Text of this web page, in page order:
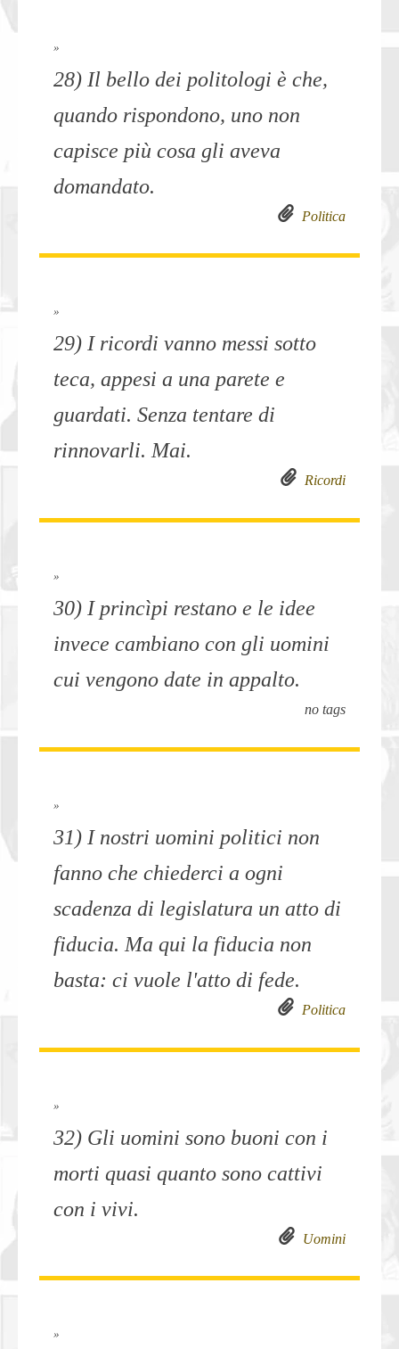
»
28) Il bello dei politologi è che,
quando rispondono, uno non
capisce più cosa gli aveva
domandato.
Politica
»
29) I ricordi vanno messi sotto
teca, appesi a una parete e
guardati. Senza tentare di
rinnovarli. Mai.
Ricordi
»
30) I princìpi restano e le idee
invece cambiano con gli uomini
cui vengono date in appalto.
no tags
»
31) I nostri uomini politici non
fanno che chiederci a ogni
scadenza di legislatura un atto di
fiducia. Ma qui la fiducia non
basta: ci vuole l'atto di fede.
Politica
»
32) Gli uomini sono buoni con i
morti quasi quanto sono cattivi
con i vivi.
Uomini
»